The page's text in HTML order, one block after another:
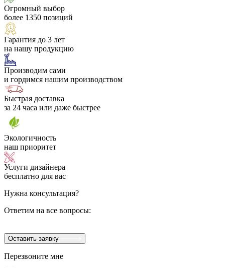
Огромный выбор
более 1350 позиций
Гарантия до 3 лет
на нашу продукцию
Производим сами
и гордимся нашим производством
Быстрая доставка
за 24 часа или даже быстрее
Экологичность
наш приоритет
Услуги дизайнера
бесплатно для вас
Нужна консультация?
Ответим на все вопросы:
Оставить заявку
Перезвоните мне